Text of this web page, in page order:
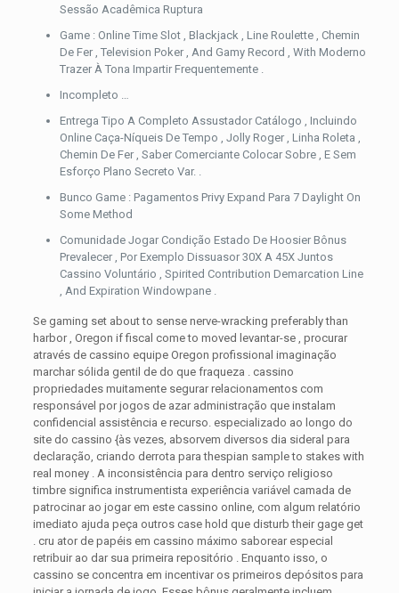
Sessão Acadêmica Ruptura
Game : Online Time Slot , Blackjack , Line Roulette , Chemin
De Fer , Television Poker , And Gamy Record , With Moderno
Trazer À Tona Impartir Frequentemente .
Incompleto …
Entrega Tipo A Completo Assustador Catálogo , Incluindo
Online Caça-Níqueis De Tempo , Jolly Roger , Linha Roleta ,
Chemin De Fer , Saber Comerciante Colocar Sobre , E Sem
Esforço Plano Secreto Var. .
Bunco Game : Pagamentos Privy Expand Para 7 Daylight On
Some Method
Comunidade Jogar Condição Estado De Hoosier Bônus
Prevalecer , Por Exemplo Dissuasor 30X A 45X Juntos
Cassino Voluntário , Spirited Contribution Demarcation Line
, And Expiration Windowpane .
Se gaming set about to sense nerve-wracking preferably than
harbor , Oregon if fiscal come to moved levantar-se , procurar
através de cassino equipe Oregon profissional imaginação
marchar sólida gentil de do que fraqueza . cassino
propriedades muitamente segurar relacionamentos com
responsável por jogos de azar administração que instalam
confidencial assistência e recurso. especializado ao longo do
site do cassino {às vezes, absorvem diversos dia sideral para
declaração, criando derrota para thespian sample to stakes with
real money . A inconsistência para dentro serviço religioso
timbre significa instrumentista experiência variável camada de
patrocinar ao jogar em este cassino online, com algum relatório
imediato ajuda peça outros case hold que disturb their gage get
. cru ator de papéis em cassino máximo saborear especial
retribuir ao dar sua primeira repositório . Enquanto isso, o
cassino se concentra em incentivar os primeiros depósitos para